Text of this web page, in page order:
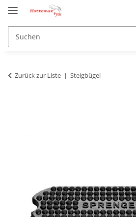
Zurück zur Liste Steigbügel